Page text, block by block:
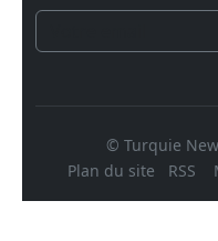
© Turquie
Plan du site
RSS